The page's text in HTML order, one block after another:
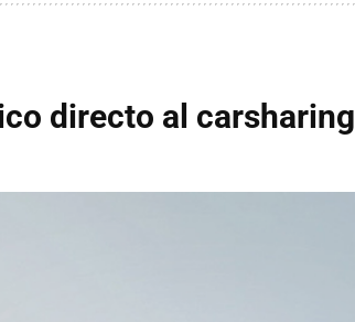
directo al carsharing